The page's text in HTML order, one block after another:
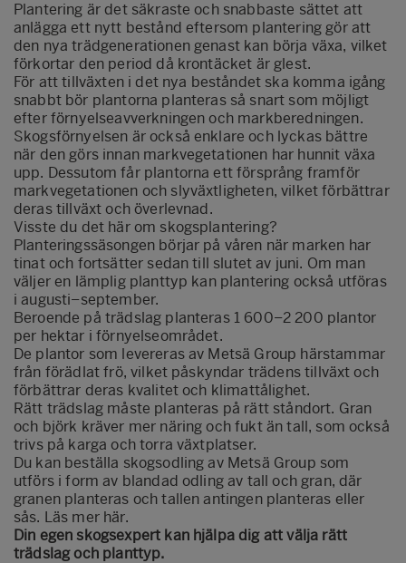
Plantering är det säkraste och snabbaste sättet att
anlägga ett nytt bestånd eftersom plantering gör att
den nya trädgenerationen genast kan börja växa, vilket
förkortar den period då krontäcket är glest.
För att tillväxten i det nya beståndet ska komma igång
snabbt bör plantorna planteras så snart som möjligt
efter förnyelseavverkningen och markberedningen.
Skogsförnyelsen är också enklare och lyckas bättre
när den görs innan markvegetationen har hunnit växa
upp. Dessutom får plantorna ett försprång framför
markvegetationen och slyväxtligheten, vilket förbättrar
deras tillväxt och överlevnad.
Visste du det här om skogsplantering?
Planteringssäsongen börjar på våren när marken har
tinat och fortsätter sedan till slutet av juni. Om man
väljer en lämplig planttyp kan plantering också utföras
i augusti–september.
Beroende på trädslag planteras 1 600–2 200 plantor
per hektar i förnyelseområdet.
De plantor som levereras av Metsä Group härstammar
från förädlat frö, vilket påskyndar trädens tillväxt och
förbättrar deras kvalitet och klimattålighet.
Rätt trädslag måste planteras på rätt ståndort. Gran
och björk kräver mer näring och fukt än tall, som också
trivs på karga och torra växtplatser.
Du kan beställa skogsodling av Metsä Group som
utförs i form av blandad odling av tall och gran, där
granen planteras och tallen antingen planteras eller
sås. Läs mer här.
Din egen skogsexpert kan hjälpa dig att välja rätt
trädslag och planttyp.